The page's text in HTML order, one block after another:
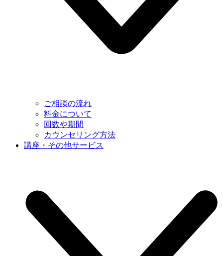
ご相談の流れ
料金について
回数や期間
カウンセリング方法
講座・その他サービス